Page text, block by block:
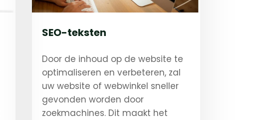
SEO-teksten
Door de inhoud op de website te
optimaliseren en verbeteren, zal
uw website of webwinkel sneller
gevonden worden door
zoekmachines. Dit maakt het